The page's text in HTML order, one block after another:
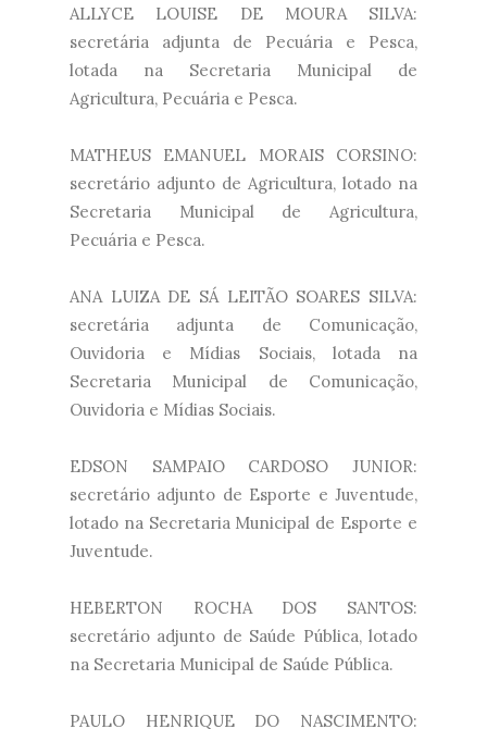
ALLYCE LOUISE DE MOURA SILVA:
secretária adjunta de Pecuária e Pesca,
lotada na Secretaria Municipal de
Agricultura, Pecuária e Pesca.
MATHEUS EMANUEL MORAIS CORSINO:
secretário adjunto de Agricultura, lotado na
Secretaria Municipal de Agricultura,
Pecuária e Pesca.
ANA LUIZA DE SÁ LEITÃO SOARES SILVA:
secretária adjunta de Comunicação,
Ouvidoria e Mídias Sociais, lotada na
Secretaria Municipal de Comunicação,
Ouvidoria e Mídias Sociais.
EDSON SAMPAIO CARDOSO JUNIOR:
secretário adjunto de Esporte e Juventude,
lotado na Secretaria Municipal de Esporte e
Juventude.
HEBERTON ROCHA DOS SANTOS:
secretário adjunto de Saúde Pública, lotado
na Secretaria Municipal de Saúde Pública.
PAULO HENRIQUE DO NASCIMENTO: